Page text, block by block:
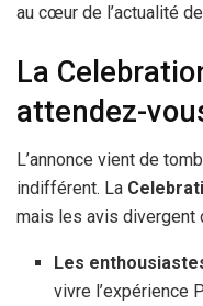
au cœur de l’actualité
La
attendez-
L’annonce vient de
indifférent. La
mais les avis divergent
Les
vivre l’expérience